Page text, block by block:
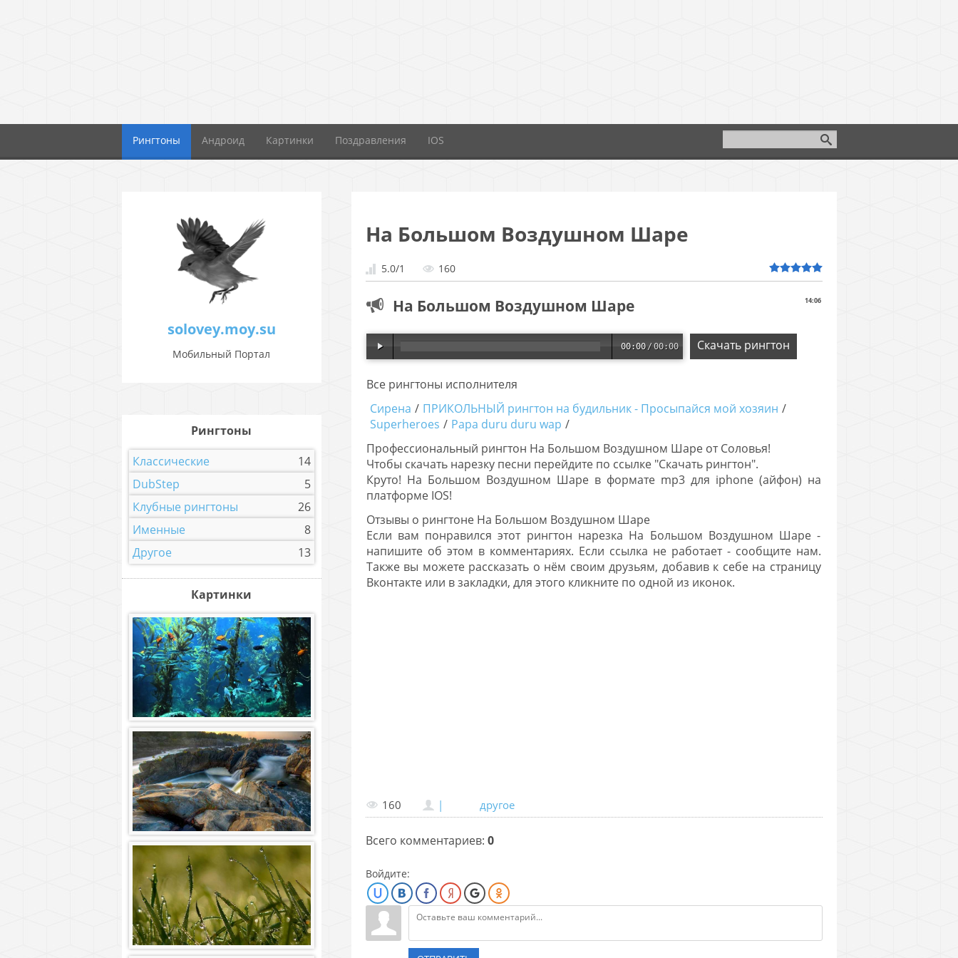
Рингтоны Андроид Картинки Поздравления IOS
solovey.moy.su
Мобильный Портал
На Большом Воздушном Шаре
5.0/1 160
14:06
На Большом Воздушном Шаре
00:00 /00:00 Скачать рингтон
Все рингтоны исполнителя
Сирена / ПРИКОЛЬНЫЙ рингтон на будильник - Просыпайся мой хозяин /
Superheroes / Papa duru duru wap /
Профессиональный рингтон На Большом Воздушном Шаре от Соловья!
Чтобы скачать нарезку песни перейдите по ссылке "Скачать рингтон".
Круто! На Большом Воздушном Шаре в формате mp3 для iphone (айфон) на
платформе IOS!
Отзывы о рингтоне На Большом Воздушном Шаре
Если вам понравился этот рингтон нарезка На Большом Воздушном Шаре -
напишите об этом в комментариях. Если ссылка не работает - сообщите нам.
Также вы можете рассказать о нём своим друзьям, добавив к себе на страницу
Вконтакте или в закладки, для этого кликните по одной из иконок.
160 | другое
Всего комментариев: 0
Войдите:
Рингтоны
Классические
14
DubStep
5
Клубные рингтоны
26
Именные
8
Другое
13
Картинки